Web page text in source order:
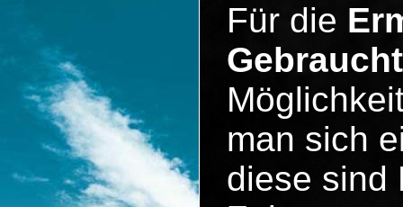
Für die
man sich
diese sind